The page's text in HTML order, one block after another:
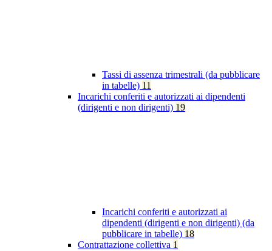
Tassi di assenza trimestrali (da pubblicare
in tabelle) 11
Incarichi conferiti e autorizzati ai dipendenti
(dirigenti e non dirigenti) 19
Incarichi conferiti e autorizzati ai
dipendenti (dirigenti e non dirigenti) (da
pubblicare in tabelle) 18
Contrattazione collettiva 1